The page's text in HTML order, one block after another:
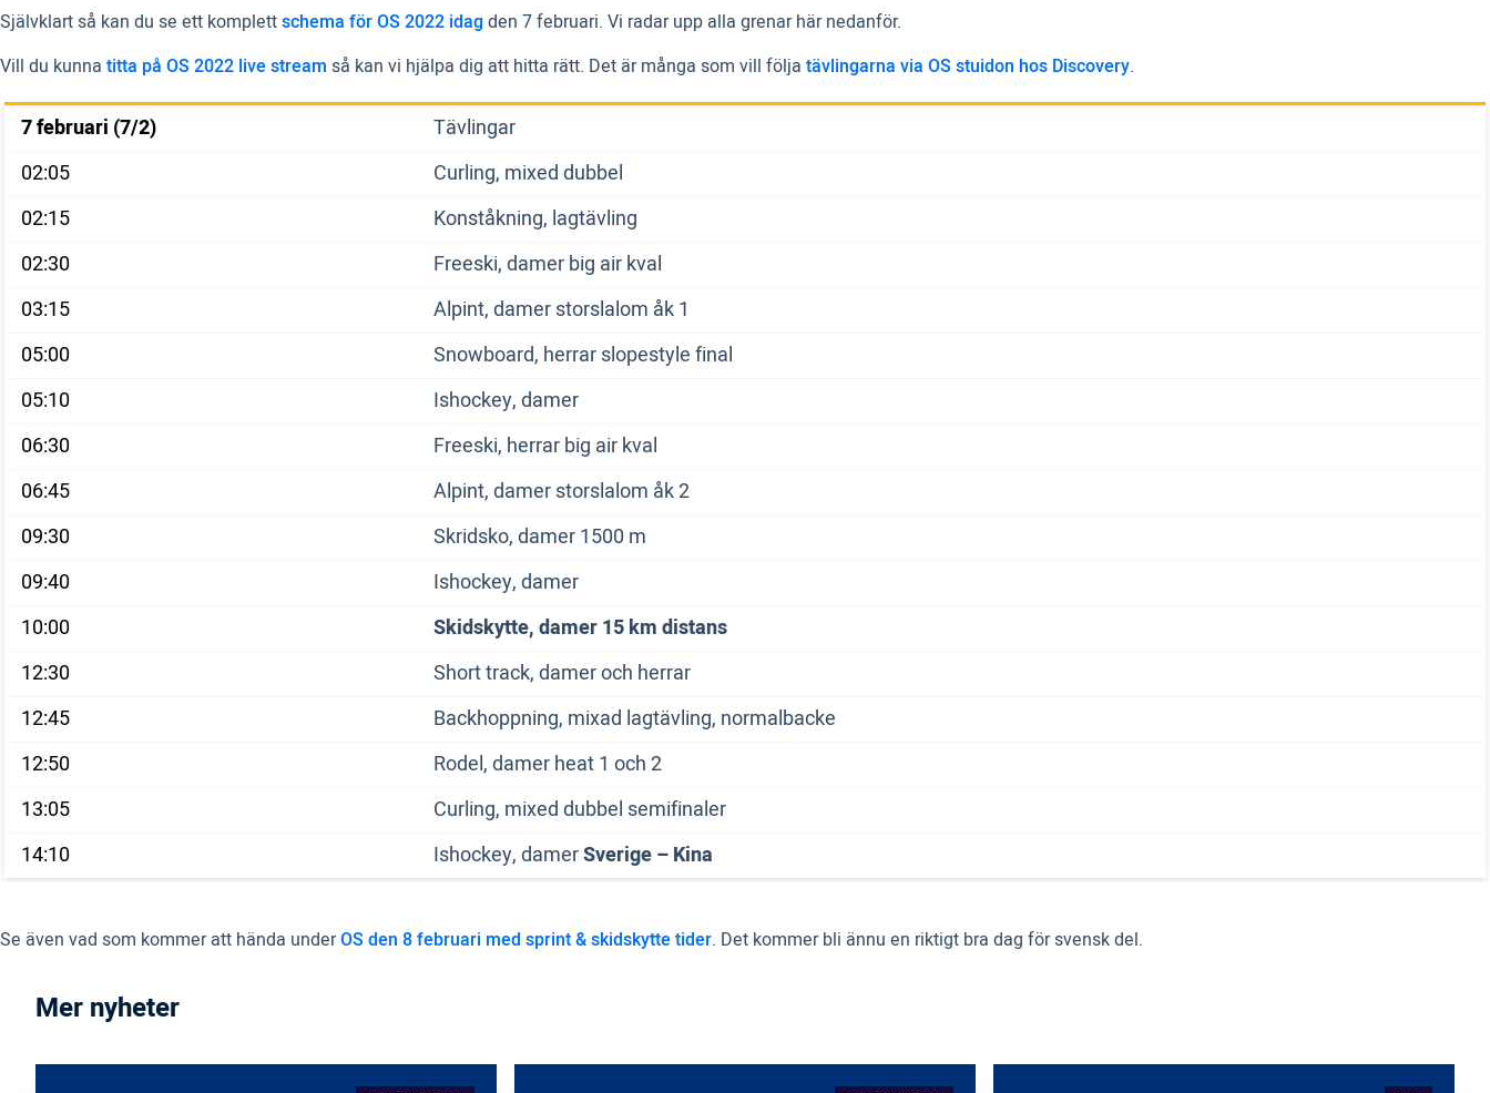
Självklart så kan du se ett komplettschema för OS 2022 idagden 7 februari. Vi radar upp alla grenar här nedanför.
Vill du kunna titta på OS 2022 live stream så kan vi hjälpa dig att hitta rätt. Det är många som vill följa tävlingarna via OS stuidon hos Discovery.
7 februari (7/2)
Tävlingar
02:05
Curling, mixed dubbel
02:15
Konståkning, lagtävling
02:30
Freeski, damer big air kval
03:15
Alpint, damer storslalom åk 1
05:00
Snowboard, herrar slopestyle final
05:10
Ishockey, damer
06:30
Freeski, herrar big air kval
06:45
Alpint, damer storslalom åk 2
09:30
Skridsko, damer 1500 m
09:40
Ishockey, damer
10:00
Skidskytte, damer 15 km distans
12:30
Short track, damer och herrar
12:45
Backhoppning, mixad lagtävling, normalbacke
12:50
Rodel, damer heat 1 och 2
13:05
Curling, mixed dubbel semifinaler
14:10
Ishockey, damerSverige – Kina
Se även vad som kommer att hända underOS den 8 februari med sprint & skidskytte tider. Det kommer bli ännu en riktigt bra dag för svensk del.
Mer nyheter